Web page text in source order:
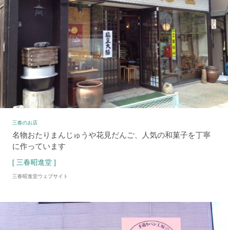
三春のお店
名物おたりまんじゅうや花見だんご、人気の和菓子を丁寧
に作っています
[ 三春昭進堂 ]
三春昭進堂ウェブサイト